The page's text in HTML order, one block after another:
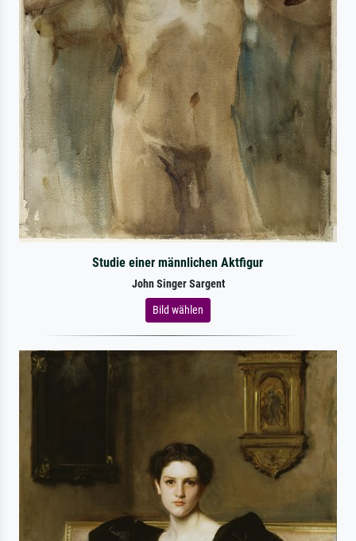
Studie einer männlichen Aktfigur
John Singer Sargent
Bild wählen